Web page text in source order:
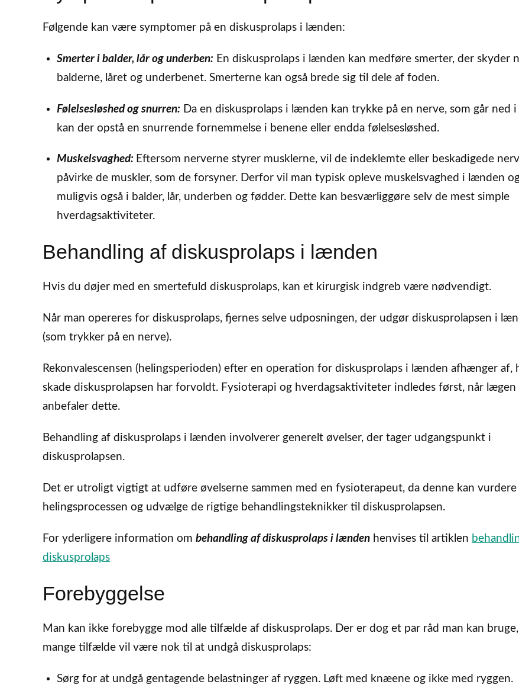
Følgende kan være symptomer på en diskusprolaps i lænden:
Smerter i balder, lår og underben: En diskusprolaps i lænden kan medføre smerter, der skyder
balderne, låret og underbenet. Smerterne kan også brede sig til dele af foden.
Følelsesløshed og snurren: Da en diskusprolaps i lænden kan trykke på en nerve, som går ned i
kan der opstå en snurrende fornemmelse i benene eller endda følelsesløshed.
Muskelsvaghed: Eftersom nerverne styrer musklerne, vil de indeklemte eller beskadigede
påvirke de muskler, som de forsyner. Derfor vil man typisk opleve muskelsvaghed i lænden
muligvis også i balder, lår, underben og fødder. Dette kan besværliggøre selv de mest simple
hverdagsaktiviteter.
Behandling af diskusprolaps i lænden
Hvis du døjer med en smertefuld diskusprolaps, kan et kirurgisk indgreb være nødvendigt.
Når man opereres for diskusprolaps, fjernes selve udposningen, der udgør diskusprolapsen i
(som trykker på en nerve).
Rekonvalescensen (helingsperioden) efter en operation for diskusprolaps i lænden afhænger af,
skade diskusprolapsen har forvoldt. Fysioterapi og hverdagsaktiviteter indledes først, når lægen
anbefaler dette.
Behandling af diskusprolaps i lænden involverer generelt øvelser, der tager udgangspunkt i
diskusprolapsen.
Det er utroligt vigtigt at udføre øvelserne sammen med en fysioterapeut, da denne kan vurdere
helingsprocessen og udvælge de rigtige behandlingsteknikker til diskusprolapsen.
For yderligere information om behandling af diskusprolaps i lænden henvises til artiklen
diskusprolaps
Forebyggelse
Man kan ikke forebygge mod alle tilfælde af diskusprolaps. Der er dog et par råd man kan
mange tilfælde vil være nok til at undgå diskusprolaps:
Sørg for at undgå gentagende belastninger af ryggen. Løft med knæene og ikke med ryggen.